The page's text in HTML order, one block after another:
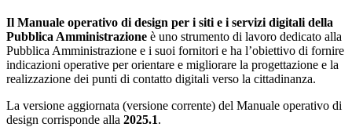
Il Manuale operativo di design per i siti e i servizi digitali della
Pubblica Amministrazione è uno strumento di lavoro dedicato alla
Pubblica Amministrazione e i suoi fornitori e ha l’obiettivo di fornire
indicazioni operative per orientare e migliorare la progettazione e la
realizzazione dei punti di contatto digitali verso la cittadinanza.
La versione aggiornata (versione corrente) del Manuale operativo di
design corrisponde alla 2025.1.